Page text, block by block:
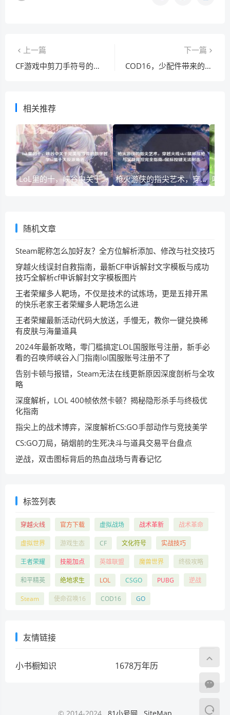
上一篇
CF游戏中剪刀手符号的打法探寻
下一篇
COD16，少配件带来的游戏体验变化及对Oden配件的思考
相关推荐
LoL里的十，峡谷中关于完美与博弈的数字哲学lol里十大反派角色 枪火游侠的指尖艺术，穿越火线AK47鼠标压枪与实战操控完全指南cf鼠标按键无法射击
随机文章
Steam昵称怎么加好友？全方位解析添加、修改与社交技巧
穿越火线误封自救指南，最新CF申诉解封文字模板与成功
技巧全解析cf申诉解封文字模板图片
王者荣耀多人靶场，不仅是技术的试炼场，更是五排开黑
的快乐老家王者荣耀多人靶场怎么进
王者荣耀最新活动代码大放送，手慢无，教你一键兑换稀
有皮肤与海量道具
2024年最新攻略，零门槛搞定LOL国服账号注册，新手必
看的召唤师峡谷入门指南lol国服账号注册不了
告别卡顿与报错，Steam无法在线更新原因深度剖析与全攻
略
深度解析，LOL 400帧依然卡顿？揭秘隐形杀手与终极优
化指南
指尖上的战术博弈，深度解析CS:GO手部动作与竞技美学
CS:GO刀局，硝烟前的生死决斗与道具交易平台盘点
逆战，双击图标背后的热血战场与青春记忆
标签列表
穿越火线 官方下载 虚拟战场 战术革新 战术革命
虚拟世界 游戏生态 CF 文化符号 实战技巧
王者荣耀 技能加点 英雄联盟 魔兽世界 终极攻略
和平精英 绝地求生 LOL CSGO PUBG 逆战
Steam 使命召唤16 COD16 GO
友情链接
小书橱知识 1678万年历